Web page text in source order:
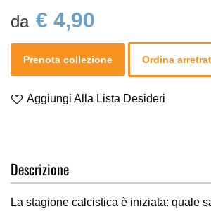
€ 4,90
Prenota collezione Ordina
Aggiungi Alla Lista Desideri
Descrizione
La stagione calcistica è iniziata: quale